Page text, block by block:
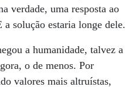
verdade, uma resposta ao
solução estaria longe dele.
a humanidade, talvez a
o de menos. Por
valores mais altruístas,